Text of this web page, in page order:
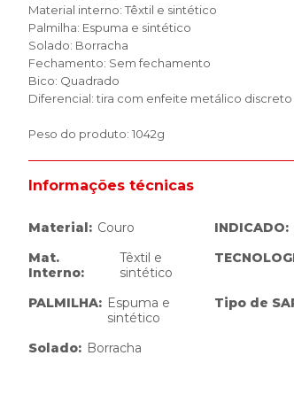
Material interno: Têxtil e sintético
Palmilha: Espuma e sintético
Solado: Borracha
Fechamento: Sem fechamento
Bico: Quadrado
Diferencial: tira com enfeite metálico
Peso do produto: 1042g
Informações técnicas
Material: Couro
Mat.
Interno:
Têxtil e
sintético
PALMILHA: Espuma e
sintético
Solado: Borracha
INDICADO:
Tipo de